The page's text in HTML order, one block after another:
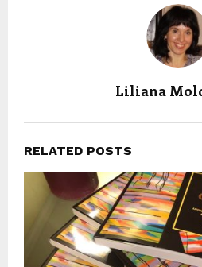
Liliana
RELATED POSTS